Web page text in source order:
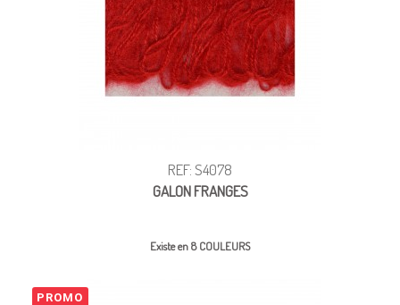
REF: S4078
GALON FRANGES
Existe en 8 COULEURS
PROMO